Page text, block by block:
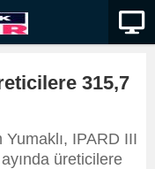
315,7
Yumaklı, IPARD III
üreticilere